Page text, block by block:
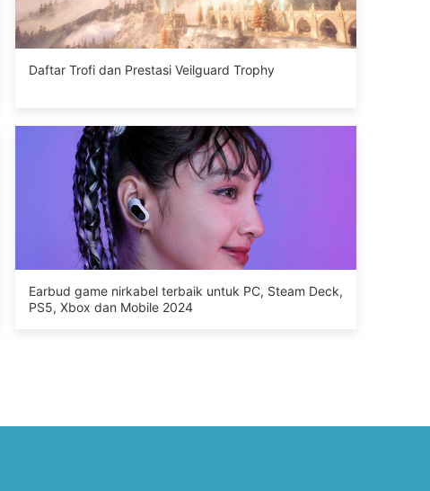
Daftar Trofi dan Prestasi Veilguard Trophy
Earbud game nirkabel terbaik untuk PC, Steam Deck,
PS5, Xbox dan Mobile 2024